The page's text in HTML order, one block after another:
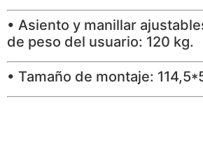
• Asiento y manillar
de peso del usuario: 120 kg.
• Tamaño de montaje: